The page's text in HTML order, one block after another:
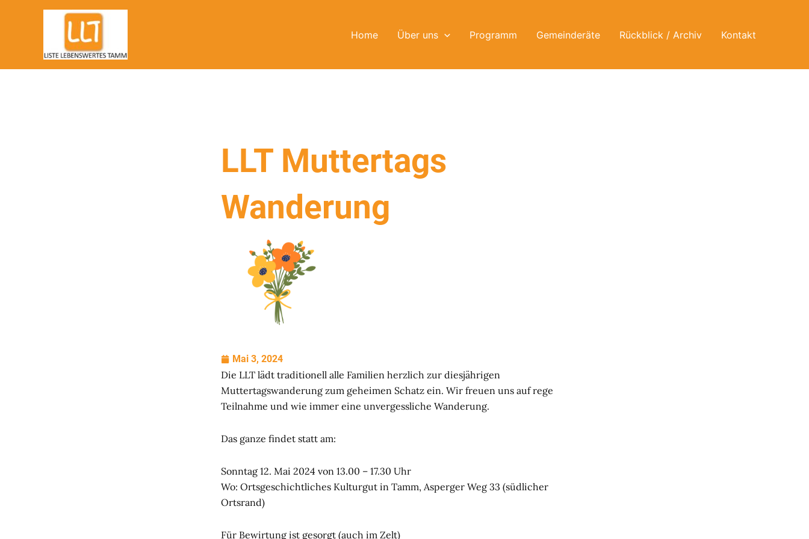
Home Über uns Programm Gemeinderäte Rückblick / Archiv Kontakt
LLT Muttertags
Wanderung
Mai 3, 2024
Die LLT lädt traditionell alle Familien herzlich zur diesjährigen
Muttertagswanderung zum geheimen Schatz ein. Wir freuen uns auf rege
Teilnahme und wie immer eine unvergessliche Wanderung.
Das ganze findet statt am:
Sonntag 12. Mai 2024 von 13.00 – 17.30 Uhr
Wo: Ortsgeschichtliches Kulturgut in Tamm, Asperger Weg 33 (südlicher
Ortsrand)
Für Bewirtung ist gesorgt (auch im Zelt)